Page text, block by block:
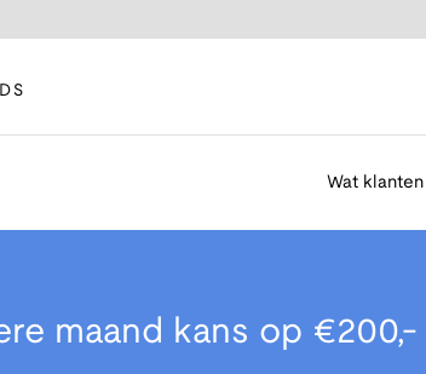
Wat
maand kans op